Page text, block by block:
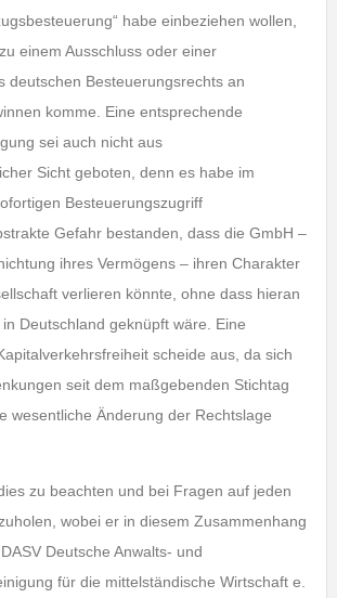
habe einbeziehen wollen,
einem Ausschluss oder einer
deutschen Besteuerungsrechts an
komme. Eine entsprechende
sei auch nicht aus
Sicht geboten, denn es habe im
Besteuerungszugriff
Gefahr bestanden, dass die GmbH –
ihres Vermögens – ihren Charakter
verlieren könnte, ohne dass hieran
Deutschland geknüpft wäre. Eine
scheide aus, da sich
seit dem maßgebenden Stichtag
wesentliche Änderung der Rechtslage
zu beachten und bei Fragen auf jeden
wobei er in diesem Zusammenhang
Deutsche Anwalts- und
für die mittelständische Wirtschaft e.